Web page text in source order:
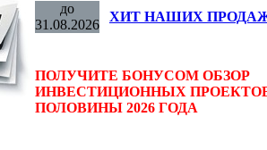
до
31.08.2026
ХИТ НАШИХ
ПОЛУЧИТЕ БОНУСОМ ОБЗОР
ИНВЕСТИЦИОННЫХ
ПОЛОВИНЫ 2026 ГОДА